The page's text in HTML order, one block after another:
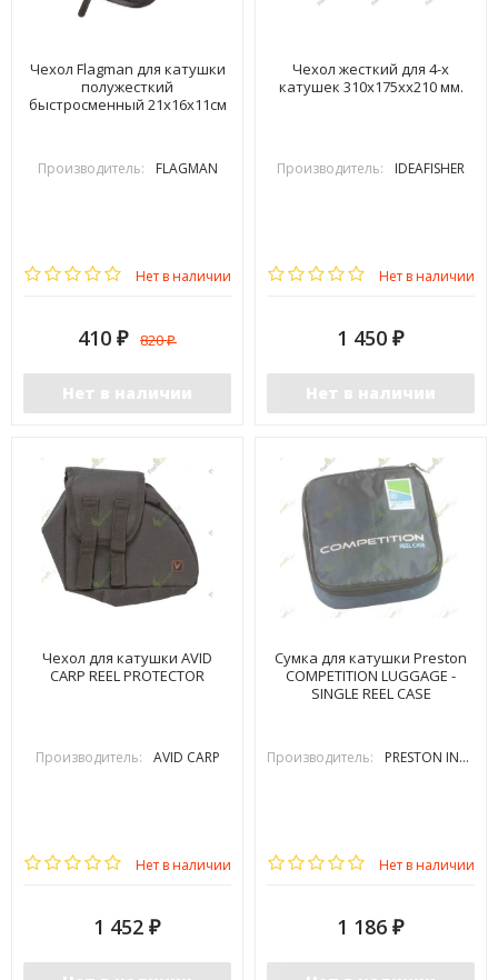
Чехол Flagman для катушки
полужесткий
быстросменный 21х16х11см
Производитель: FLAGMAN
Нет в наличии
410 ₽ 820₽
Нет в наличии
Чехол жесткий для 4-х
катушек 310х175хх210 мм.
Производитель: IDEAFISHER
Нет в наличии
1 450 ₽
Нет в наличии
Чехол для катушки AVID
CARP REEL PROTECTOR
Производитель: AVID CARP
Нет в наличии
1 452 ₽
Сумка для катушки Preston
COMPETITION LUGGAGE -
SINGLE REEL CASE
Производитель: PRESTON INOVATIONS
Нет в наличии
1 186 ₽